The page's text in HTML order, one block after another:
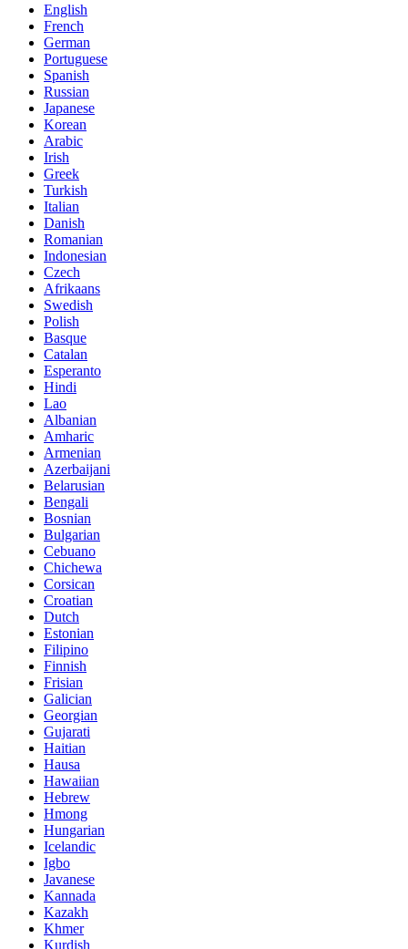
English
French
German
Portuguese
Spanish
Russian
Japanese
Korean
Arabic
Irish
Greek
Turkish
Italian
Danish
Romanian
Indonesian
Czech
Afrikaans
Swedish
Polish
Basque
Catalan
Esperanto
Hindi
Lao
Albanian
Amharic
Armenian
Azerbaijani
Belarusian
Bengali
Bosnian
Bulgarian
Cebuano
Chichewa
Corsican
Croatian
Dutch
Estonian
Filipino
Finnish
Frisian
Galician
Georgian
Gujarati
Haitian
Hausa
Hawaiian
Hebrew
Hmong
Hungarian
Icelandic
Igbo
Javanese
Kannada
Kazakh
Khmer
Kurdish